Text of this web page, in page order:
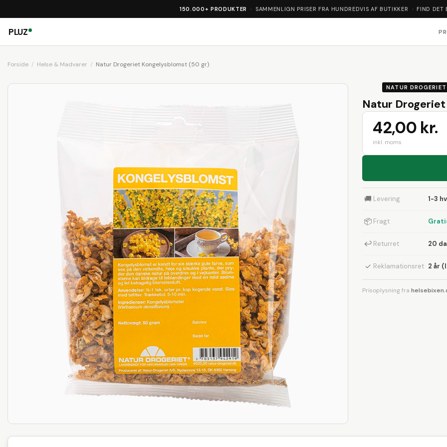
150.000+ PRODUKTER · SAMMENLIGN PRISER FRA HUNDREDVIS AF BUTIKKER · FIND DET
PLUZ
Forside Helse & Madvarer Natur Drogeriet Kongelysblomst (50 gr)
NATUR DROGERIET
Natur
42,00 kr.
inkl. moms
🚚 Levering 1-3
📦 Fragt
↩ Returret 20
✓ Reklamationsret 2 år
Prisoplysning fra